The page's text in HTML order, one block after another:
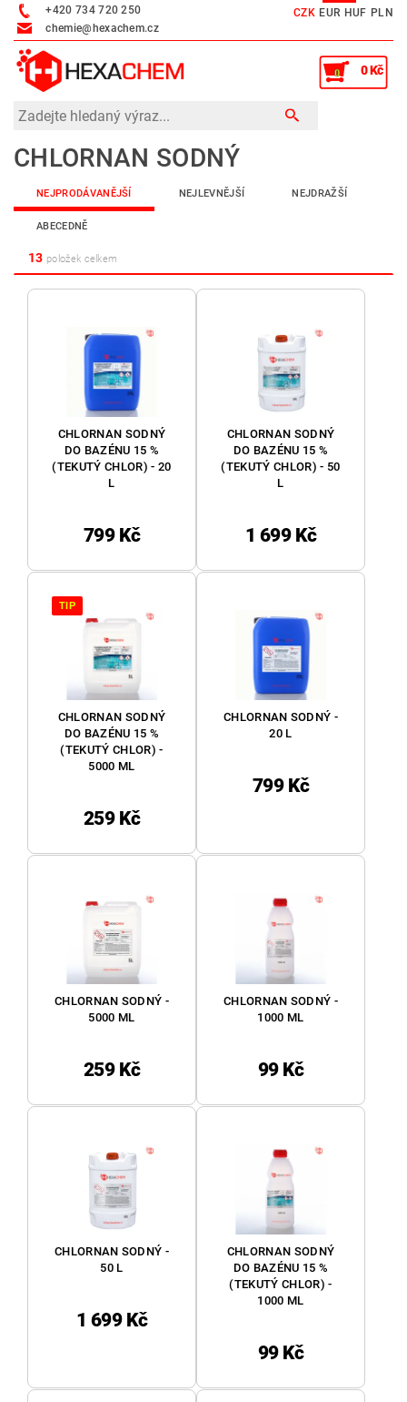
+420 734 720 250
chemie@hexachem.cz
CZK EUR HUF PLN
0 0 Kč
CHLORNAN SODNÝ
NEJPRODÁVANĚJŠÍ NEJLEVNĚJŠÍ NEJDRAŽŠÍ
ABECEDNĚ
13 položek celkem
CHLORNAN SODNÝ
DO BAZÉNU 15 %
(TEKUTÝ CHLOR) - 20
L
799 Kč
CHLORNAN SODNÝ
DO BAZÉNU 15 %
(TEKUTÝ CHLOR) - 50
L
1 699 Kč
TIP
CHLORNAN SODNÝ
DO BAZÉNU 15 %
(TEKUTÝ CHLOR) -
5000 ML
259 Kč
CHLORNAN SODNÝ -
20 L
799 Kč
CHLORNAN SODNÝ -
5000 ML
259 Kč
CHLORNAN SODNÝ -
1000 ML
99 Kč
CHLORNAN SODNÝ -
50 L
1 699 Kč
CHLORNAN SODNÝ
DO BAZÉNU 15 %
(TEKUTÝ CHLOR) -
1000 ML
99 Kč